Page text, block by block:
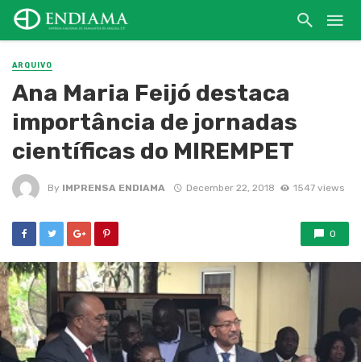
ARQUIVO
Ana Maria Feijó destaca
importância de jornadas
científicas do MIREMPET
By IMPRENSA ENDIAMA December 22, 2018 1547 views
0